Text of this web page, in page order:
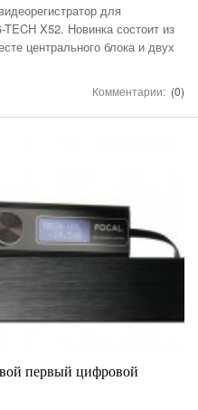
для
X52. Новинка состоит из
центрального блока и двух
Комментарии: (0)
первый цифровой